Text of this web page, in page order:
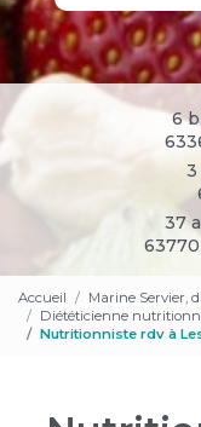
6
37
63770
Accueil
Marine Servier,
Diététicienne
Nutritionniste rdv à